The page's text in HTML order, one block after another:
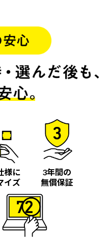
PC
習向けパソコン
ペック/パーツ別
おすすめパソコン
Copilot+ PC
おすすめ目玉パソコン
今イチオシのパソコンをピ
Windows 11| Copilot+ PC
様に
イズ
3年間の
無償保証